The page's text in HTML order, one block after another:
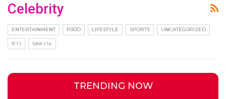
Celebrity
ENTERTAINMENT FOOD LIFESTYLE SPORTS UNCATEGORIZED
ข่าว บทความ
TRENDING NOW